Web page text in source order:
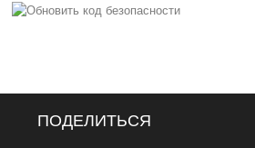
ПОДЕЛИТЬСЯ